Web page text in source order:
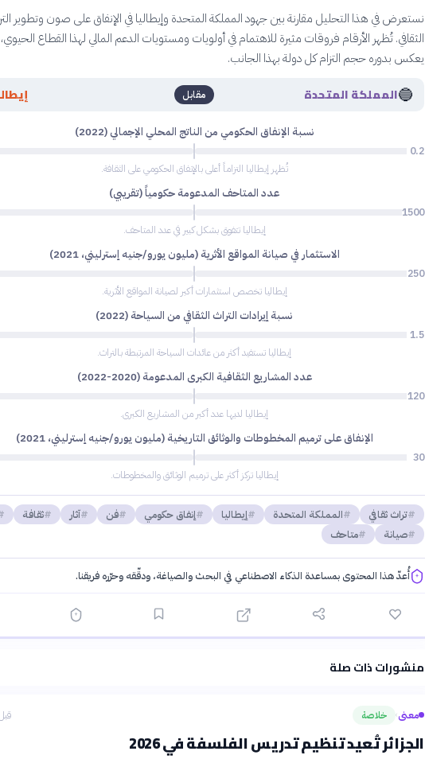
نستعرض في هذا التحليل مقارنة بين جهود المملكة المتحدة وإيطاليا في الإنفاق على صون وتطوير
الثقافي. تُظهر الأرقام فروقات مثيرة للاهتمام في أولويات ومستويات الدعم المالي لهذا القطاع
يعكس بدوره حجم التزام كل دولة بهذا الجانب.
🔵المملكة المتحدة مقابل
نسبة الإنفاق الحكومي من الناتج المحلي الإجمالي (2022)
0.2
تُظهر إيطاليا التزاماً أعلى بالإنفاق الحكومي على الثقافة.
عدد المتاحف المدعومة حكومياً (تقريبي)
1500
إيطاليا تتفوق بشكل كبير في عدد المتاحف.
الاستثمار في صيانة المواقع الأثرية (مليون يورو/جنيه إسترليني، 2021)
250
إيطاليا تخصص استثمارات أكبر لصيانة المواقع الأثرية.
نسبة إيرادات التراث الثقافي من السياحة (2022)
1.5
إيطاليا تستفيد أكثر من عائدات السياحة المرتبطة بالتراث.
عدد المشاريع الثقافية الكبرى المدعومة (2020-2022)
120
إيطاليا لديها عدد أكبر من المشاريع الكبرى.
الإنفاق على ترميم المخطوطات والوثائق التاريخية (مليون يورو/جنيه إسترليني، 2021)
30
إيطاليا تركز أكثر على ترميم الوثائق والمخطوطات.
تراث ثقافي المملكة المتحدة إيطاليا إنفاق حكومي فن آثار
ثقافة
صيانة
متاحف
أُعدّ هذا المحتوى بمساعدة الذكاء الاصطناعي في البحث والصياغة، ودقّقه وحرّره فريقنا.
منشورات ذات صلة
معنى› خلاصة قبل 48
الجزائر تُعيد تنظيم تدريس الفلسفة في 2026